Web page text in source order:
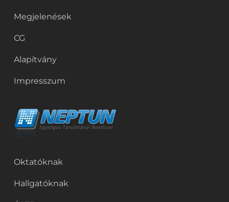
Megjelenések
CG
Alapítvány
Impresszum
Oktatóknak
Hallgatóknak